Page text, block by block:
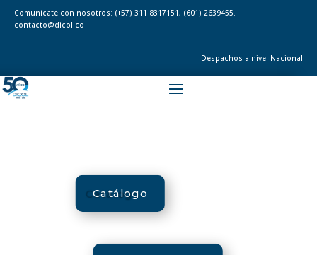
Comunícate con nosotros: (+57) 311 8317151, (601) 2639455.
contacto@dicol.co
Despachos a nivel Nacional
Catálogo